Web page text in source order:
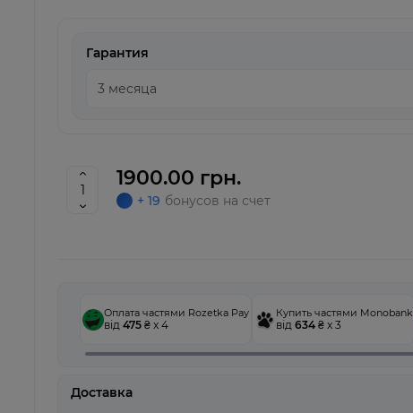
Гарантия
1900.00 грн.
+ 19 бонусов на счет
Оплата частями Rozetka Pay
від 475 ₴ x 4
Купить частями Monobank
від 634 ₴ x 3
Доставка